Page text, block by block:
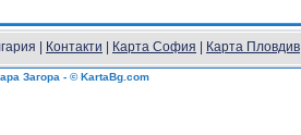
| Контакти | Карта София | Карта Пловдив
Загора - © KartaBg.com